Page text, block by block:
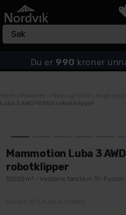
Du er 990 kroner
Mammotion Luba 3
robotklipper
10000 m² - Verdens første m Tri-Fusion